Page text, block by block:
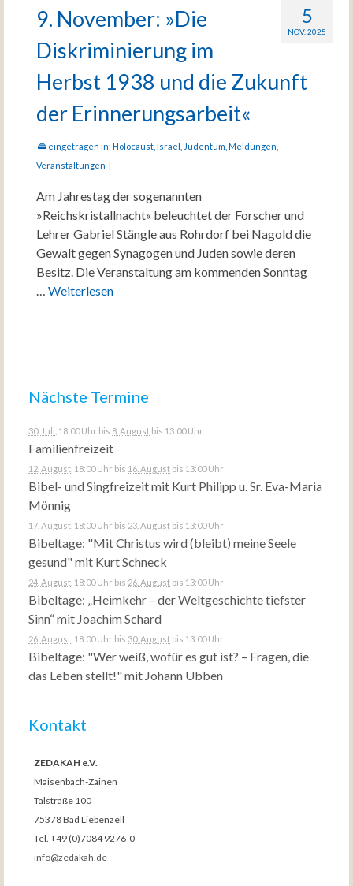
5
NOV. 2025
9. November: »Die
Diskriminierung im
Herbst 1938 und die Zukunft
der Erinnerungsarbeit«
eingetragen in: Holocaust Israel Judentum Meldungen
Veranstaltungen |
Am Jahrestag der sogenannten
»Reichskristallnacht« beleuchtet der Forscher und
Lehrer Gabriel Stängle aus Rohrdorf bei Nagold die
Gewalt gegen Synagogen und Juden sowie deren
Besitz. Die Veranstaltung am kommenden Sonntag
Weiterlesen
Nächste Termine
30. Juli , 18:00 Uhr bis 8. August bis 13:00 Uhr
Familienfreizeit
12. August , 18:00 Uhr bis 16. August bis 13:00 Uhr
Bibel- und Singfreizeit mit Kurt Philipp u. Sr. Eva-Maria
Mönnig
17. August , 18:00 Uhr bis 23. August bis 13:00 Uhr
Bibeltage: "Mit Christus wird (bleibt) meine Seele
gesund" mit Kurt Schneck
24. August , 18:00 Uhr bis 26. August bis 13:00 Uhr
Bibeltage: „Heimkehr – der Weltgeschichte tiefster
Sinn“ mit Joachim Schard
26. August , 18:00 Uhr bis 30. August bis 13:00 Uhr
Bibeltage: "Wer weiß, wofür es gut ist? – Fragen, die
das Leben stellt!" mit Johann Ubben
Kontakt
ZEDAKAH e.V.
Maisenbach-Zainen
Talstraße 100
75378 Bad Liebenzell
Tel. +49 (0)7084 9276-0
info@zedakah.de